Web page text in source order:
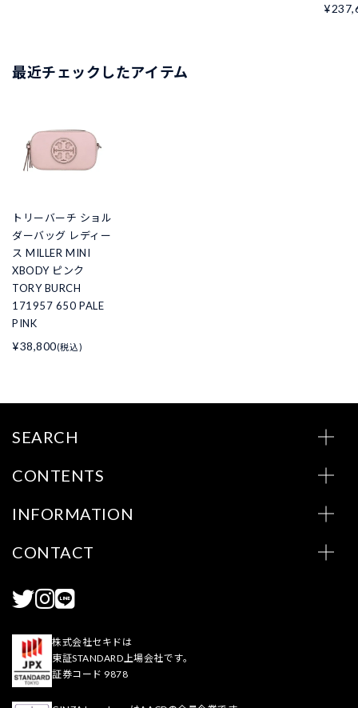
最近チェックしたアイテム
トリーバーチ ショル
ダーバッグ レディー
ス MILLER MINI
XBODY ピンク
TORY BURCH
171957 650 PALE
PINK
¥38,800(税込)
SEARCH
CONTENTS
INFORMATION
CONTACT
株式会社セキドは
東証STANDARD上場会社です。
証券コード 9878